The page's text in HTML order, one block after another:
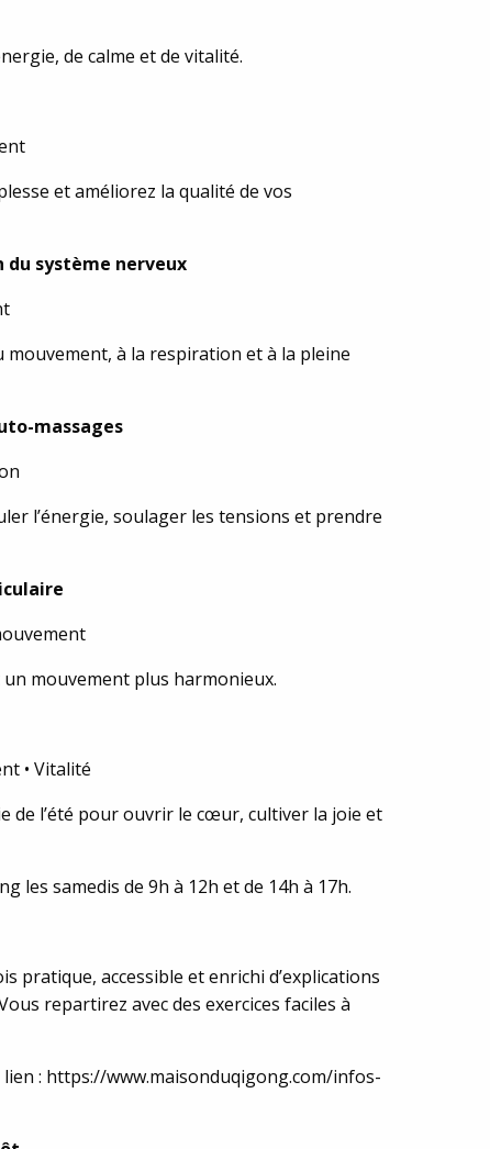
de calme et de vitalité.
et améliorez la qualité de vos
du système nerveux
à la respiration et à la pleine
massages
l’énergie, soulager les tensions et prendre
mouvement plus harmonieux.
• Vitalité
de l’été pour ouvrir le cœur, cultiver la joie et
les samedis de 9h à 12h et de 14h à 17h.
pratique, accessible et enrichi d’explications
repartirez avec des exercices faciles à
: https://www.maisonduqigong.com/infos-